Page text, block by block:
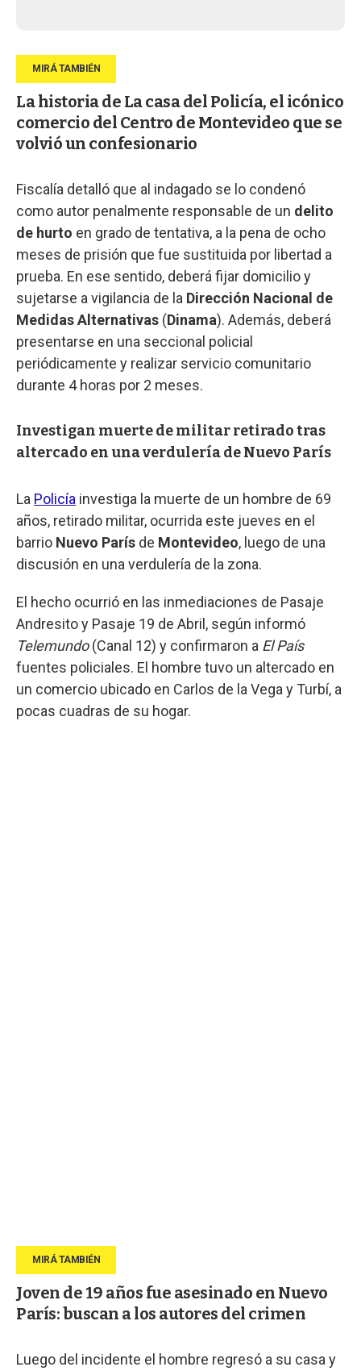
La historia de La casa del Policía, el icónico
comercio del Centro de Montevideo que se
volvió un confesionario
Fiscalía detalló que al indagado se lo condenó
como autor penalmente responsable de un delito
de hurto en grado de tentativa, a la pena de ocho
meses de prisión que fue sustituida por libertad a
prueba. En ese sentido, deberá fijar domicilio y
sujetarse a vigilancia de la Dirección Nacional de
Medidas Alternativas (Dinama). Además, deberá
presentarse en una seccional policial
periódicamente y realizar servicio comunitario
durante 4 horas por 2 meses.
Investigan muerte de militar retirado tras
altercado en una verdulería de Nuevo París
La Policía investiga la muerte de un hombre de 69
años, retirado militar, ocurrida este jueves en el
barrio Nuevo París de Montevideo, luego de una
discusión en una verdulería de la zona.
El hecho ocurrió en las inmediaciones de Pasaje
Andresito y Pasaje 19 de Abril, según informó
Telemundo(Canal 12) y confirmaron a El País
fuentes policiales. El hombre tuvo un altercado en
un comercio ubicado en Carlos de la Vega y Turbí, a
pocas cuadras de su hogar.
Joven de 19 años fue asesinado en Nuevo
París: buscan a los autores del crimen
Luego del incidente el hombre regresó a su casa y